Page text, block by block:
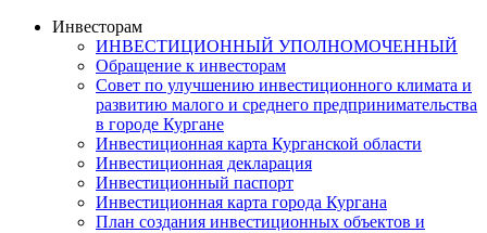
Инвесторам
ИНВЕСТИЦИОННЫЙ УПОЛНОМОЧЕННЫЙ
Обращение к инвесторам
Совет по улучшению инвестиционного климата и
развитию малого и среднего предпринимательства
в городе Кургане
Инвестиционная карта Курганской области
Инвестиционная декларация
Инвестиционный паспорт
Инвестиционная карта города Кургана
План создания инвестиционных объектов и